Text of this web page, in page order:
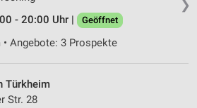
❯
- 20:00 Uhr |
Geöffnet
• Angebote: 3 Prospekte
Türkheim
Str. 28